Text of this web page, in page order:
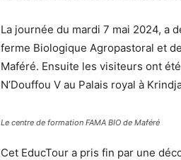
La journée du mardi 7 mai 2024, a
ferme Biologique Agropastoral et
Maféré. Ensuite les visiteurs ont
N’Douffou V au Palais royal à
Le centre de formation FAMA BIO de Maféré
Cet EducTour a pris fin par une